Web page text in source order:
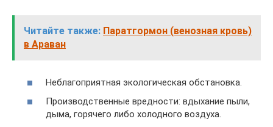
Читайте также: Паратгормон (венозная кровь)
в Араван
Неблагоприятная экологическая обстановка.
Производственные вредности: вдыхание пыли,
дыма, горячего либо холодного воздуха.